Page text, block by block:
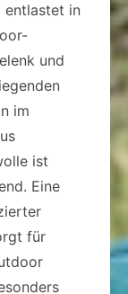
entlastet in
und
im
ist
Eine
für